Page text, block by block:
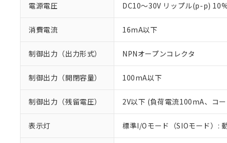
電源電圧 DC10～30V リップル(p-p)
消費電流 16mA以下
制御出力（出力形式） NPNオープンコレクタ
制御出力（開閉容量） 100mA以下
制御出力（残留電圧） 2V以下 (負荷電流100mA、コ
表示灯 標準I/Oモード（SIOモード）:
※1 対応状況
対応済み：EU
対応予定：EU